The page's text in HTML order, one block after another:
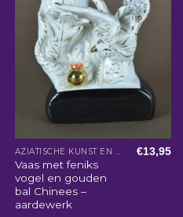
AZIATISCHE KUNST EN WOONACCESSOIRES
Vaas met feniks
vogel en gouden
bal Chinees –
aardewerk
€13,95